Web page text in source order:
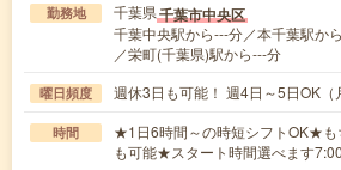
勤務地 千葉県千葉市中央区
千葉中央駅から---分／本千葉駅か
／栄町(千葉県)駅から---分
曜日頻度 週休3日も可能！ 週4日～5日OK
時間
★1日6時間～の時短シフトOK★も
も可能★スタート時間選べます